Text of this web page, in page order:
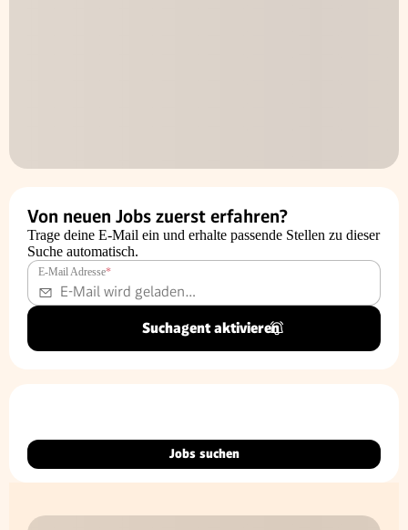
Von neuen Jobs zuerst erfahren?
Trage deine E-Mail ein und erhalte passende Stellen zu dieser
Suche automatisch.
E-Mail Adresse*
Suchagent aktivieren
Jobs suchen